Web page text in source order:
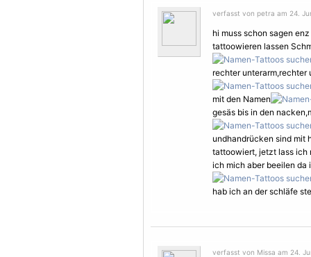
verfasst von petra am 24.
hi muss schon sagen
tattoowieren lassen
rechter unterarm,rechter
mit den Namen
gesäs bis in den
undhandrücken sind mit
tattoowiert, jetzt lass ich
ich mich aber beeilen da
hab ich an der schläfe
verfasst von Missa am 24.